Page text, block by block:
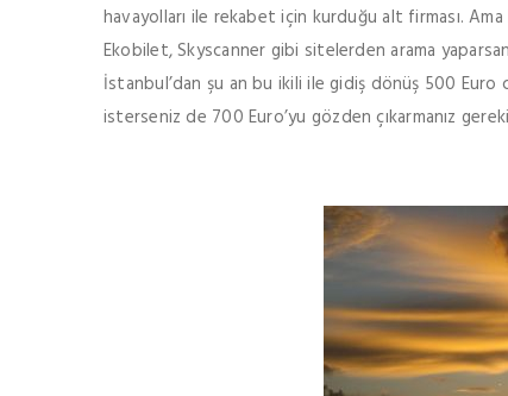
havayolları ile rekabet için kurduğu alt firması.
Ekobilet, Skyscanner gibi sitelerden arama
İstanbul’dan şu an bu ikili ile gidiş dönüş 500
isterseniz de 700 Euro’yu gözden çıkarmanız